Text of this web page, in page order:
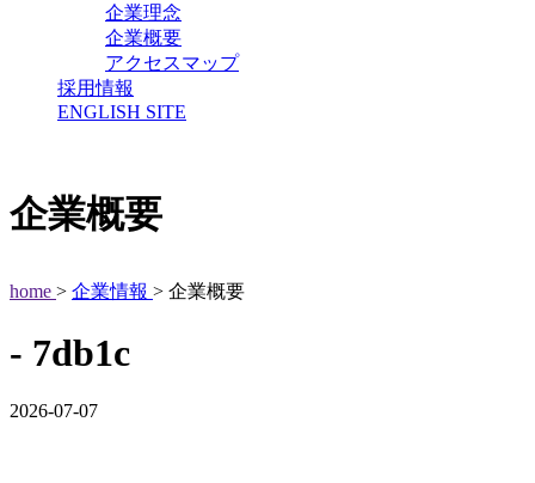
企業理念
企業概要
アクセスマップ
採用情報
ENGLISH SITE
企業概要
home > 企業情報 > 企業概要
- 7db1c
2026-07-07